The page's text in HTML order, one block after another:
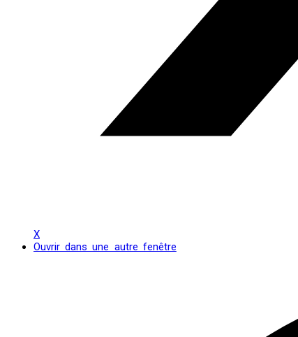
X
Ouvrir dans une autre fenêtre